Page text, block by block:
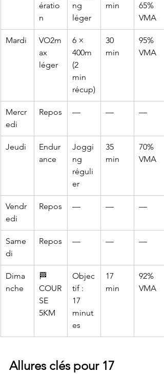
ératio
n
ng
léger
min
65%
VMA
Mardi
VO2m
ax
léger
6 ×
400m
(2
min
récup)
30
min
95%
VMA
Mercr
edi
Repos — — —
Jeudi
Endur
ance
Joggi
ng
réguli
er
35
min
70%
VMA
Vendr
edi
Repos — — —
Same
di
Repos — — —
Dima
nche
🏁
COUR
SE
5KM
Objec
tif :
17
minut
es
17
min
92%
VMA
Allures clés pour 17